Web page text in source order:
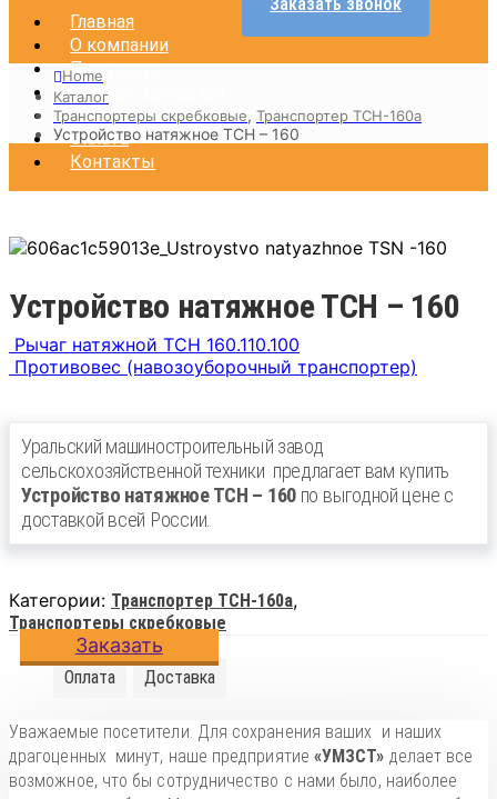
Главная
О компании
Продукция
Каталог запчастей
Доставка
Оплата
Контакты
Home
Каталог
Транспортеры скребковые, Транспортер ТСН-160а
Устройство натяжное ТСН – 160
Устройство натяжное ТСН – 160
Рычаг натяжной ТСН 160.110.100
Противовес (навозоуборочный транспортер)
Уральский машиностроительный завод
сельскохозяйственной техники предлагает вам купить
Устройство натяжное ТСН – 160 по выгодной цене с
доставкой всей России.
Категории: Транспортер ТСН-160а,
Транспортеры скребковые
Заказать
Оплата Доставка
Уважаемые посетители. Для сохранения ваших и наших
драгоценных минут, наше предприятие «УМЗСТ» делает все
возможное, что бы сотрудничество с нами было, наиболее